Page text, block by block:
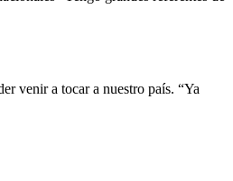
venir a tocar a nuestro país. “Ya